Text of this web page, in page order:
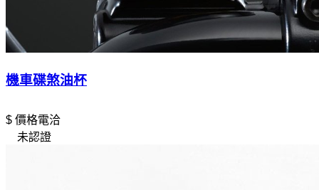
機車碟煞油杯
$ 價格電洽
未認證